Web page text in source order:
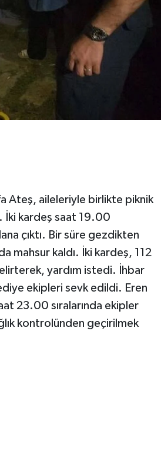
Ateş, aileleriyle birlikte piknik
İki kardeş saat 19.00
çıktı. Bir süre gezdikten
mahsur kaldı. İki kardeş, 112
yardım istedi. İhbar
ekipleri sevk edildi. Eren
23.00 sıralarında ekipler
kontrolünden geçirilmek